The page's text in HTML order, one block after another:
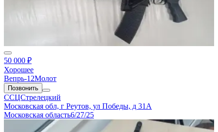
50 000 ₽
Хорошее
Вепрь-12Молот
Позвонить
ССЦСтрелецкий
Московская обл, г Реутов, ул Победы, д 31А
Московская область6/27/25